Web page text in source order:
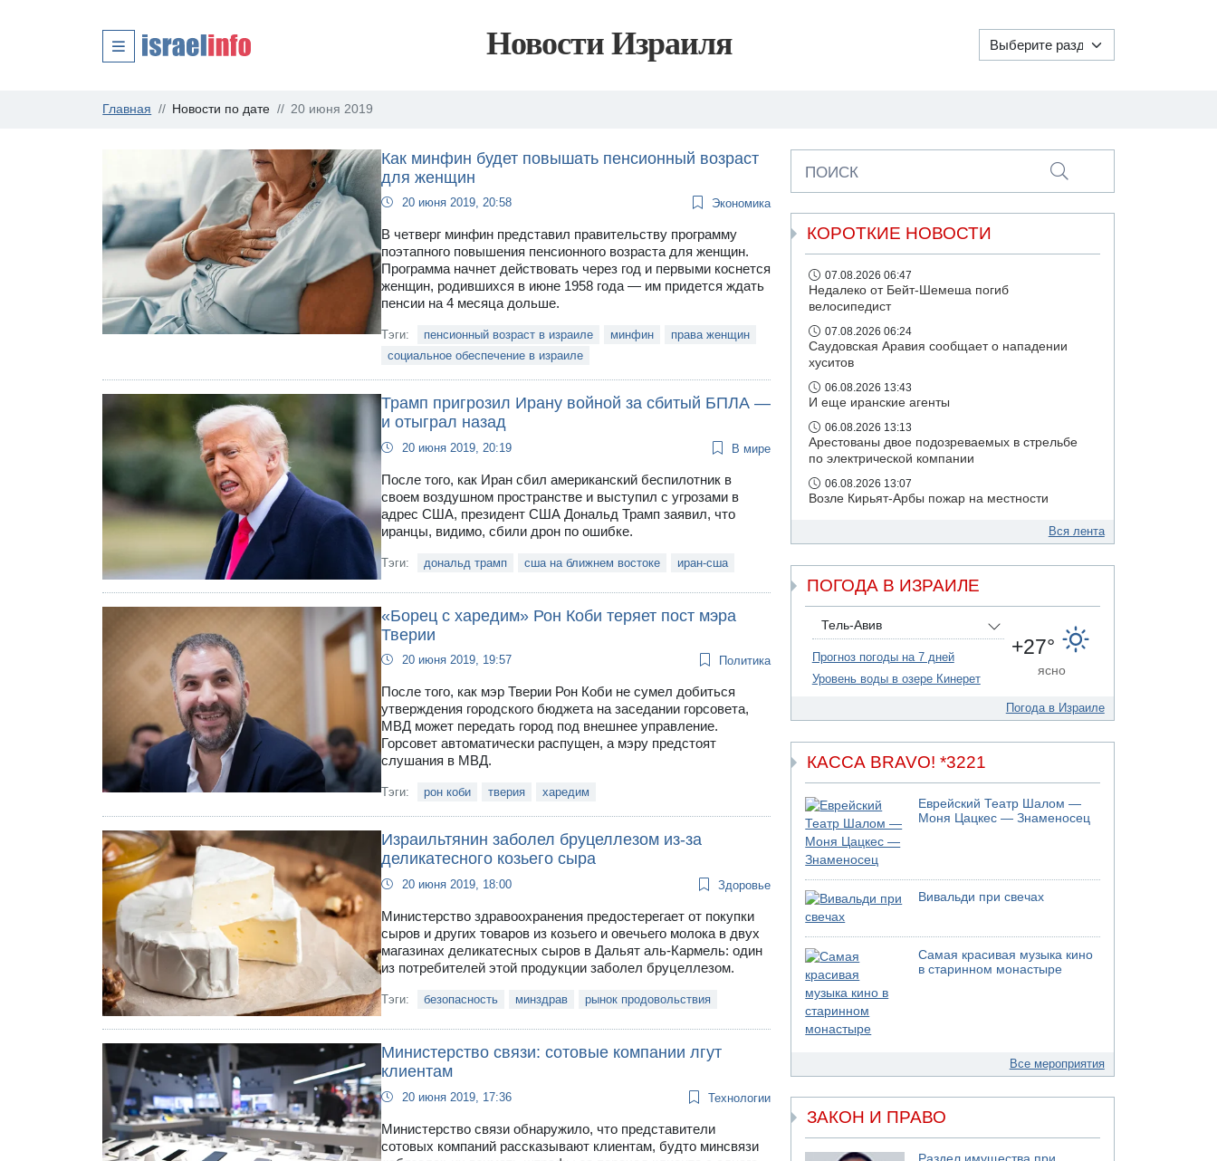
Новости Израиля
Главная Новости по дате 20 июня 2019
Как минфин будет повышать пенсионный возраст
для женщин
20 июня 2019, 20:58 Экономика
В четверг минфин представил правительству программу
поэтапного повышения пенсионного возраста для женщин.
Программа начнет действовать через год и первыми коснется
женщин, родившихся в июне 1958 года — им придется ждать
пенсии на 4 месяца дольше.
Тэги: пенсионный возраст в израиле минфин
права женщин
социальное обеспечение в израиле
Трамп пригрозил Ирану войной за сбитый БПЛА —
и отыграл назад
20 июня 2019, 20:19 В мире
После того, как Иран сбил американский беспилотник в
своем воздушном пространстве и выступил с угрозами в
адрес США, президент США Дональд Трамп заявил, что
иранцы, видимо, сбили дрон по ошибке.
Тэги: дональд трамп сша на ближнем востоке иран-сша
«Борец с харедим» Рон Коби теряет пост мэра
Тверии
20 июня 2019, 19:57 Политика
После того, как мэр Тверии Рон Коби не сумел добиться
утверждения городского бюджета на заседании горсовета,
МВД может передать город под внешнее управление.
Горсовет автоматически распущен, а мэру предстоят
слушания в МВД.
Тэги: рон коби тверия харедим
Израильтянин заболел бруцеллезом из-за
деликатесного козьего сыра
20 июня 2019, 18:00 Здоровье
Министерство здравоохранения предостерегает от покупки
сыров и других товаров из козьего и овечьего молока в двух
магазинах деликатесных сыров в Дальят аль-Кармель: один
из потребителей этой продукции заболел бруцеллезом.
Тэги: безопасность минздрав рынок продовольствия
Министерство связи: сотовые компании лгут
клиентам
20 июня 2019, 17:36 Технологии
Министерство связи обнаружило, что представители
сотовых компаний рассказывают клиентам, будто минсвязи
ПОИСК
КОРОТКИЕ НОВОСТИ
07.08.2026 06:47
Недалеко от Бейт-Шемеша погиб
велосипедист
07.08.2026 06:24
Саудовская Аравия сообщает о нападении
хуситов
06.08.2026 13:43
И еще иранские агенты
06.08.2026 13:13
Арестованы двое подозреваемых в стрельбе
по электрической компании
06.08.2026 13:07
Возле Кирьят-Арбы пожар на местности
США не будут давить на Израиль в вопросе
Вся лента
ПОГОДА В ИЗРАИЛЕ
Тель-Авив
Прогноз погоды на 7 дней
Уровень воды в озере Кинерет
+27°
ясно
Погода в Израиле
КАССА BRAVO! *3221
Еврейский Театр Шалом —
Моня Цацкес — Знаменосец
Вивальди при свечах
Самая красивая музыка кино
в старинном монастыре
Все мероприятия
ЗАКОН И ПРАВО